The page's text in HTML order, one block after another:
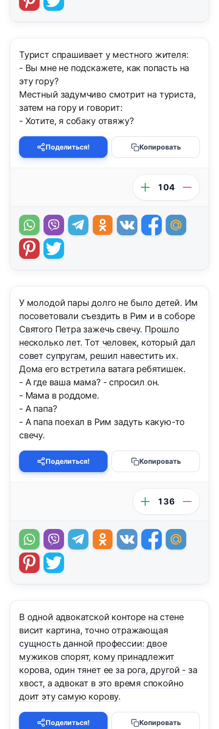
Турист спрашивает у местного жителя:
- Вы мне не подскажете, как попасть на
эту гору?
Местный задумчиво смотрит на туриста,
затем на гору и говорит:
- Хотите, я собаку отвяжу?
Поделиться! Копировать
104
У молодой пары долго не было детей. Им
посоветовали съездить в Рим и в соборе
Святого Петра зажечь свечу. Прошло
несколько лет. Тот человек, который дал
совет супругам, решил навестить их.
Дома его встретила ватага ребятишек.
- А где ваша мама? - спросил он.
- Мама в роддоме.
- А папа?
- А папа поехал в Рим задуть какую-то
свечу.
Поделиться! Копировать
136
В одной адвокатской конторе на стене
висит картина, точно отражающая
сущность данной профессии: двое
мужиков спорят, кому принадлежит
корова, один тянет ее за рога, другой - за
хвост, а адвокат в это время спокойно
доит эту самую корову.
Поделиться! Копировать